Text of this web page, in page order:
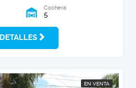
Cochera
5
DETALLES
EN VENTA